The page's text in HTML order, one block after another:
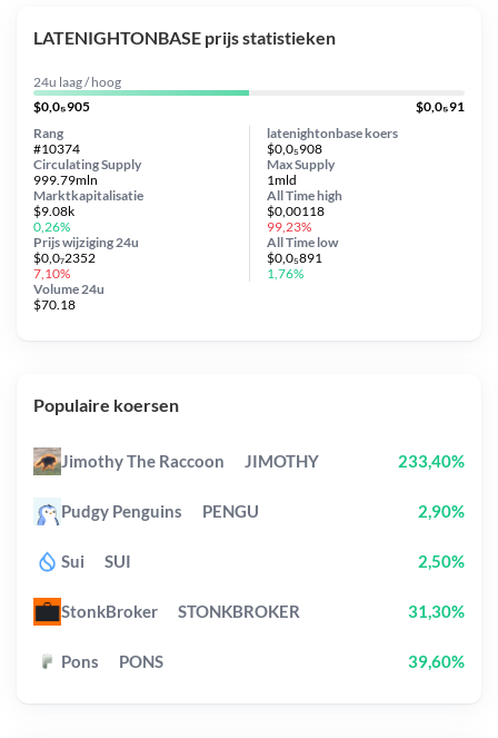
LATENIGHTONBASE prijs statistieken
24u laag / hoog
$0,0₅905
$0,0₅91
latenightonbase koers
$0,0₅908
Circulating Supply
999.79mln
Prijs wijziging 24u
$0,0₇2352
7,10%
Max Supply
1mld
Marktkapitalisatie
$9.08k
0,26%
Volume 24u
$70.18
Rang
#10374
All Timehigh
$0,00118
99,23%
All Time low
$0,0₅891
1,76%
Populaire koersen
Jimothy The Raccoon JIMOTHY 233,40%
Pudgy Penguins PENGU 2,90%
Sui SUI 2,50%
StonkBroker STONKBROKER 31,30%
Pons PONS 39,60%